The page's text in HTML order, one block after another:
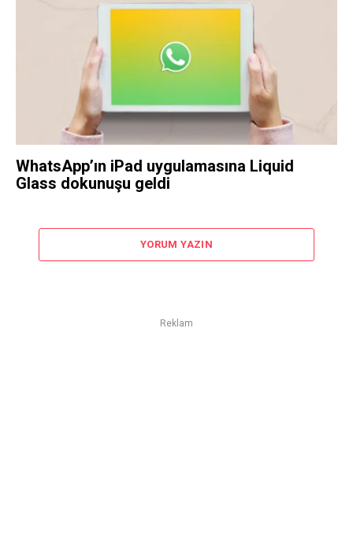
WhatsApp’ın iPad uygulamasına Liquid
Glass dokunuşu geldi
YORUM YAZIN
Reklam